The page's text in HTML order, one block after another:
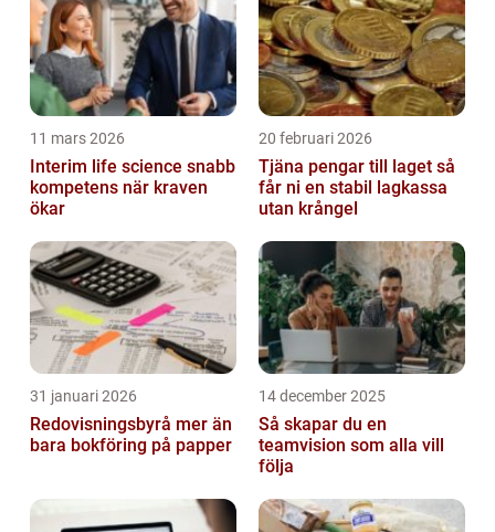
11 mars 2026
Interim life science snabb
kompetens när kraven
ökar
20 februari 2026
Tjäna pengar till laget så
får ni en stabil lagkassa
utan krångel
31 januari 2026
Redovisningsbyrå mer än
bara bokföring på papper
14 december 2025
Så skapar du en
teamvision som alla vill
följa